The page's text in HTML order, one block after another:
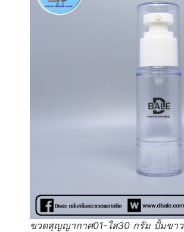
ขวดสุญญากาศ01-ใส30 กรัม ปั้มขาว